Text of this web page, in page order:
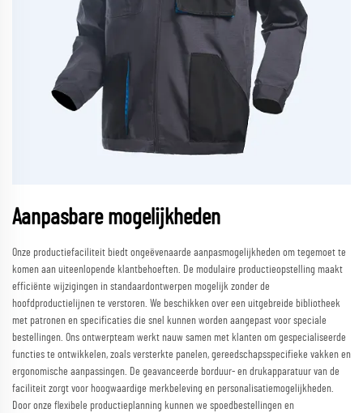
Aanpasbare mogelijkheden
Onze productiefaciliteit biedt ongeëvenaarde aanpasmogelijkheden om tegemoet te
komen aan uiteenlopende klantbehoeften. De modulaire productieopstelling maakt
efficiënte wijzigingen in standaardontwerpen mogelijk zonder de
hoofdproductielijnen te verstoren. We beschikken over een uitgebreide bibliotheek
met patronen en specificaties die snel kunnen worden aangepast voor speciale
bestellingen. Ons ontwerpteam werkt nauw samen met klanten om gespecialiseerde
functies te ontwikkelen, zoals versterkte panelen, gereedschapsspecifieke vakken en
ergonomische aanpassingen. De geavanceerde borduur- en drukapparatuur van de
faciliteit zorgt voor hoogwaardige merkbeleving en personalisatiemogelijkheden.
Door onze flexibele productieplanning kunnen we spoedbestellingen en